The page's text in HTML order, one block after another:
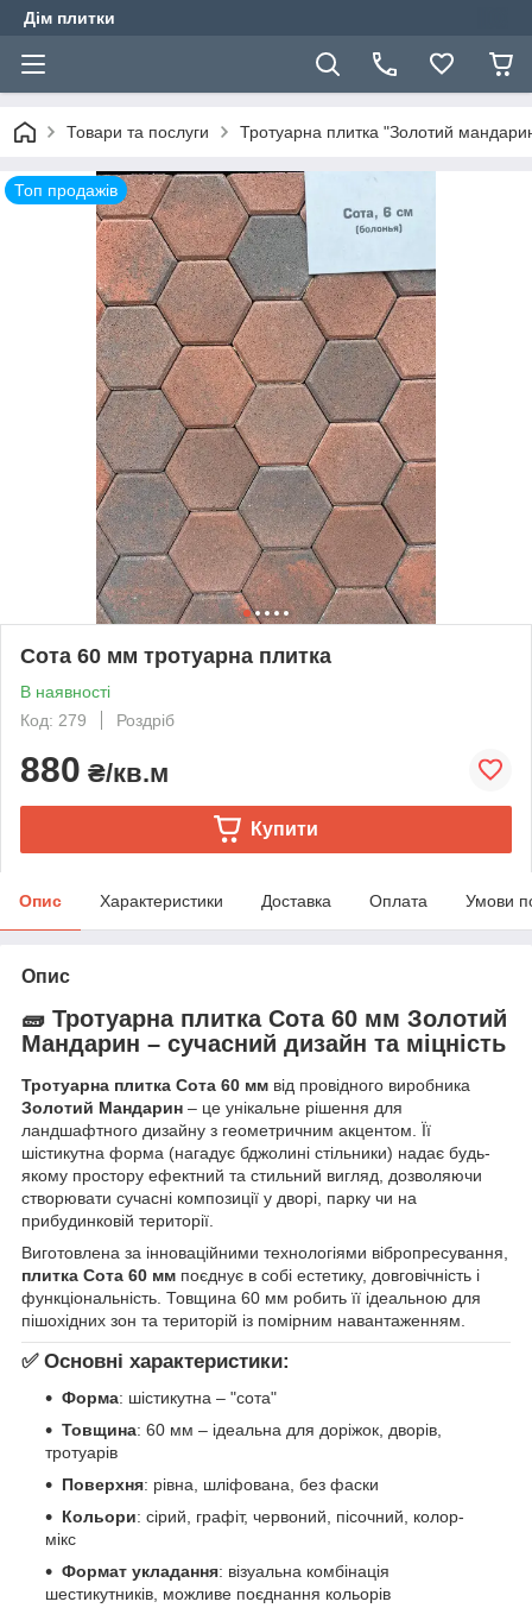
Дім плитки
Товари та послуги Тротуарна плитка "Золотий
Топ продажів
Сота 60 мм тротуарна плитка
В наявності
Код: 279
Роздріб
880 ₴/кв.м
Купити
Опис Характеристики Доставка Оплата Умови
Опис
🧱 Тротуарна плитка Сота 60 мм Золотий
Мандарин – сучасний дизайн та міцність
Тротуарна плитка Сота 60 мм від провідного виробника
Золотий Мандарин – це унікальне рішення для
ландшафтного дизайну з геометричним акцентом. Її
шістикутна форма (нагадує бджолині стільники) надає будь-
якому простору ефектний та стильний вигляд, дозволяючи
створювати сучасні композиції у дворі, парку чи на
прибудинковій території.
Виготовлена за інноваційними технологіями вібропресування,
плитка Сота 60 мм поєднує в собі естетику, довговічність і
функціональність. Товщина 60 мм робить її ідеальною для
пішохідних зон та територій із помірним навантаженням.
✅ Основні характеристики:
Форма: шістикутна – "сота"
Товщина: 60 мм – ідеальна для доріжок, дворів,
тротуарів
Поверхня: рівна, шліфована, без фаски
Кольори: сірий, графіт, червоний, пісочний, колор-
мікс
Формат укладання: візуальна комбінація
шестикутників, можливе поєднання кольорів